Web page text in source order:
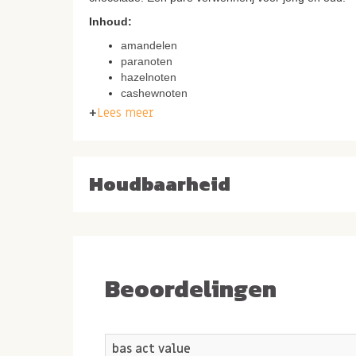
Inhoud:
amandelen
paranoten
hazelnoten
cashewnoten
witte, melk en pure chocolade
Witte chocolade* 66,25 % suiker 4,88 % Hazelnoten
Paranoten 3,00 % Amandelen 3,00 % * 2,40 %
Lees meer
Houdbaarheid
Beoordelingen
bas act value